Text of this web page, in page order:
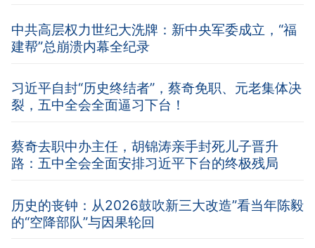
中共高层权力世纪大洗牌：新中央军委成立，“福
建帮”总崩溃内幕全纪录
习近平自封“历史终结者”，蔡奇免职、元老集体决
裂，五中全会全面逼习下台！
蔡奇去职中办主任，胡锦涛亲手封死儿子晋升
路：五中全会全面安排习近平下台的终极残局
历史的丧钟：从2026鼓吹新三大改造”看当年陈毅
的“空降部队”与因果轮回